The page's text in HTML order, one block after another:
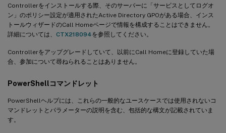
Controllerをインストールする際、そのサーバーに「サービスとしてログオ
ン」のポリシー設定が適用されたActive Directory GPOがある場合、インス
トールウィザードのCall Homeページで情報を構成することはできません。
詳細については、 CTX218094を参照してください。
Controllerをアップグレードしていて、以前にCall Homeに登録していた場
合、参加について尋ねられることはありません。
PowerShellコマンドレット
PowerShellヘルプには、これらの一般的なユースケースでは使用されないコ
マンドレットとパラメーターの説明を含む、包括的な構文が記載されていま
す。